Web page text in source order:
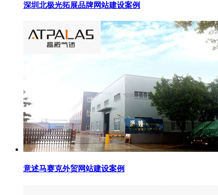
深圳北极光拓展品牌网站建设案例
意述马赛克外贸网站建设案例